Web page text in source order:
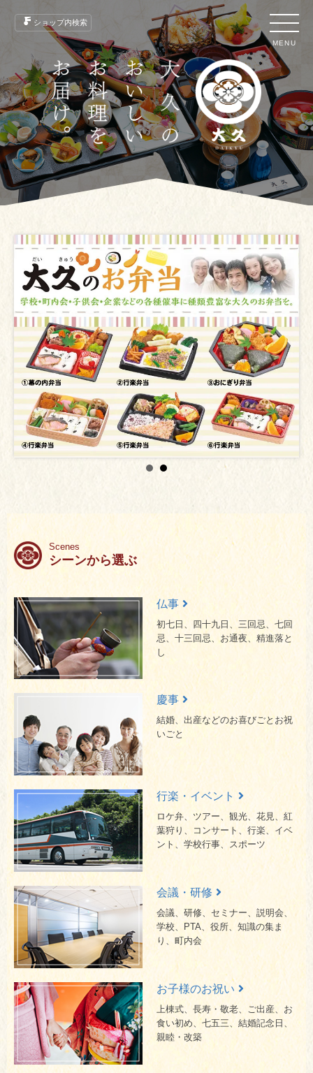
MENU
ショップ内検索
Scenes
シーンから選ぶ
仏事
初七日、四十九日、三回忌、 七回
忌、十三回忌、お通夜、精進落と
し
慶事
結婚、出産などのお喜びごとお祝
いごと
行楽・イベント
ロケ弁、ツアー、観光、花見、 紅
葉狩り、コンサート、行楽、 イベ
ント、学校行事、スポーツ
会議・研修
会議、研修、セミナー、説明会、
学校、PTA、役所、知識の集ま
り、 町内会
お子様のお祝い
上棟式、長寿・敬老、ご出産、 お
食い初め、七五三、結婚記念日、
親睦・改築